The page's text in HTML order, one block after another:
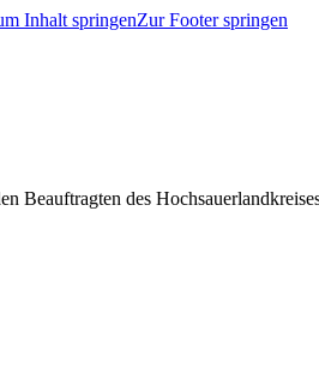
Inhalt springenZur Footer springen
Beauftragten des